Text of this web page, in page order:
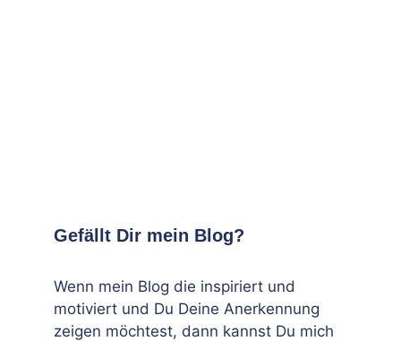
Gefällt Dir mein Blog?
Wenn mein Blog die inspiriert und
motiviert und Du Deine Anerkennung
zeigen möchtest, dann kannst Du mich